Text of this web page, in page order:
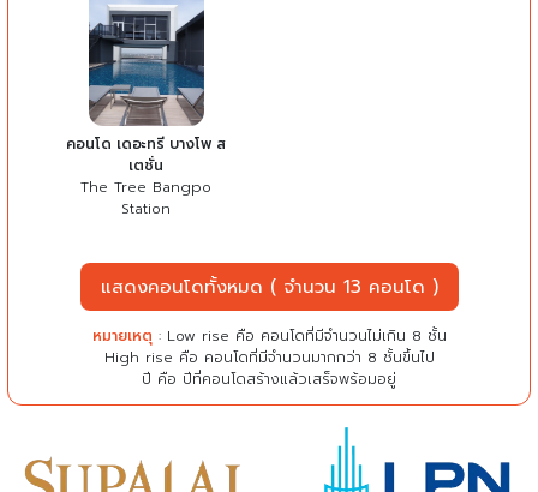
คอนโด เดอะทรี บางโพ ส
เตชั่น
The Tree Bangpo
Station
แสดงคอนโดทั้งหมด ( จำนวน 13 คอนโด )
หมายเหตุ : Low rise คือ คอนโดที่มีจำนวนไม่เกิน 8 ชั้น
High rise คือ คอนโดที่มีจำนวนมากกว่า 8 ชั้นขึ้นไป
ปี คือ ปีที่คอนโดสร้างแล้วเสร็จพร้อมอยู่